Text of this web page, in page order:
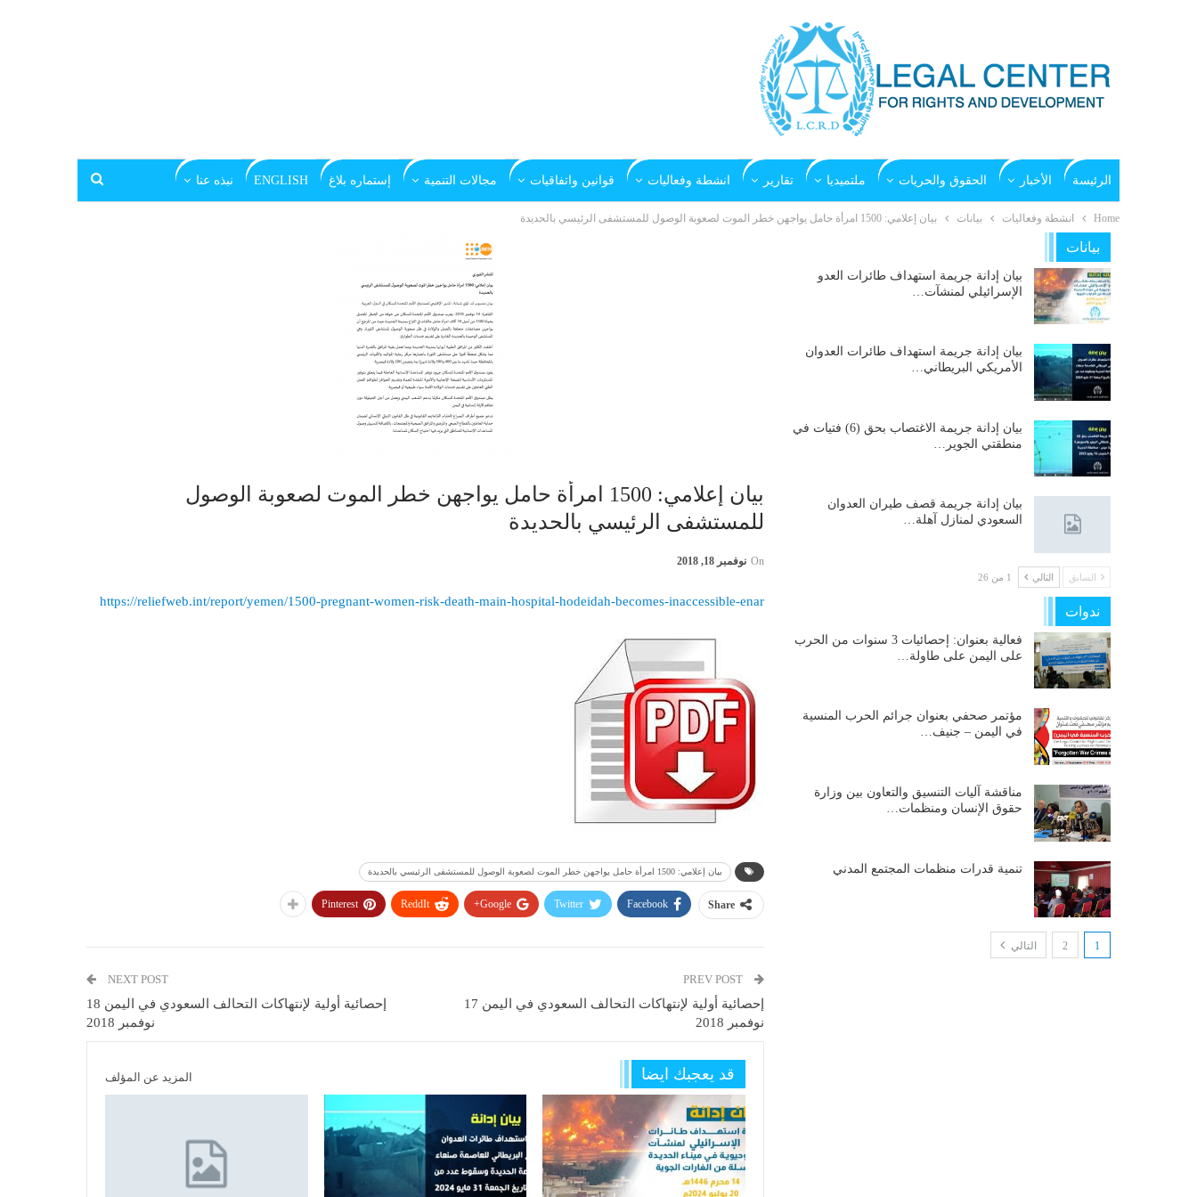
الرئيسة الأخبار الحقوق والحريات ملتميديا تقارير انشطة وفعاليات قوانين واتفاقيات مجالات التنمية إستماره بلاغ ENGLISH نبذه عنا
Home انشطة وفعاليات بيانات بيان إعلامي: 1500 امرأة حامل يواجهن خطر الموت لصعوبة الوصول للمستشفى الرئيسي بالحديدة
بيان إعلامي: 1500 امرأة حامل يواجهن خطر الموت لصعوبة الوصول
للمستشفى الرئيسي بالحديدة
On نوفمبر 18, 2018
https://reliefweb.int/report/yemen/1500-pregnant-women-risk-death-main-hospital-hodeidah-becomes-inaccessible-enar
بيان إعلامي: 1500 امرأة حامل يواجهن خطر الموت لصعوبة الوصول للمستشفى الرئيسي بالحديدة
Share
Facebook
Twitter
Google+
ReddIt
Pinterest
PREV POST
إحصائية أولية لإنتهاكات التحالف السعودي في اليمن 17
نوفمبر 2018
NEXT POST
إحصائية أولية لإنتهاكات التحالف السعودي في اليمن 18
نوفمبر 2018
قد يعجبك ايضا المزيد عن المؤلف
بيانات
بيان إدانة جريمة استهداف طائرات العدو
الإسرائيلي لمنشآت…
بيان إدانة جريمة استهداف طائرات العدوان
الأمريكي البريطاني…
بيان إدانة جريمة الاغتصاب بحق (6) فتيات في
منطقتي الجوير…
بيان إدانة جريمة قصف طيران العدوان
السعودي لمنازل آهلة…
السابق التالي 1 من 26
ندوات
فعالية بعنوان: إحصائيات 3 سنوات من الحرب
على اليمن على طاولة…
مؤتمر صحفي بعنوان جرائم الحرب المنسية
في اليمن – جنيف…
مناقشة آليات التنسيق والتعاون بين وزارة
حقوق الإنسان ومنظمات…
تنمية قدرات منظمات المجتمع المدني
1
2 التالي